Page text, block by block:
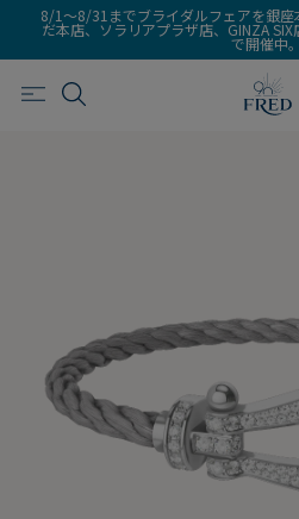
8/1～8/31までブライダルフェアを銀
だ本店、ソラリアプラザ店、GINZA
で開催中